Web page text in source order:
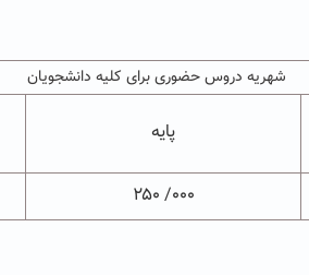
شهریه دروس حضوری برای کلیه دانشجویان
پایه
۰۰۰/ ۲۵۰